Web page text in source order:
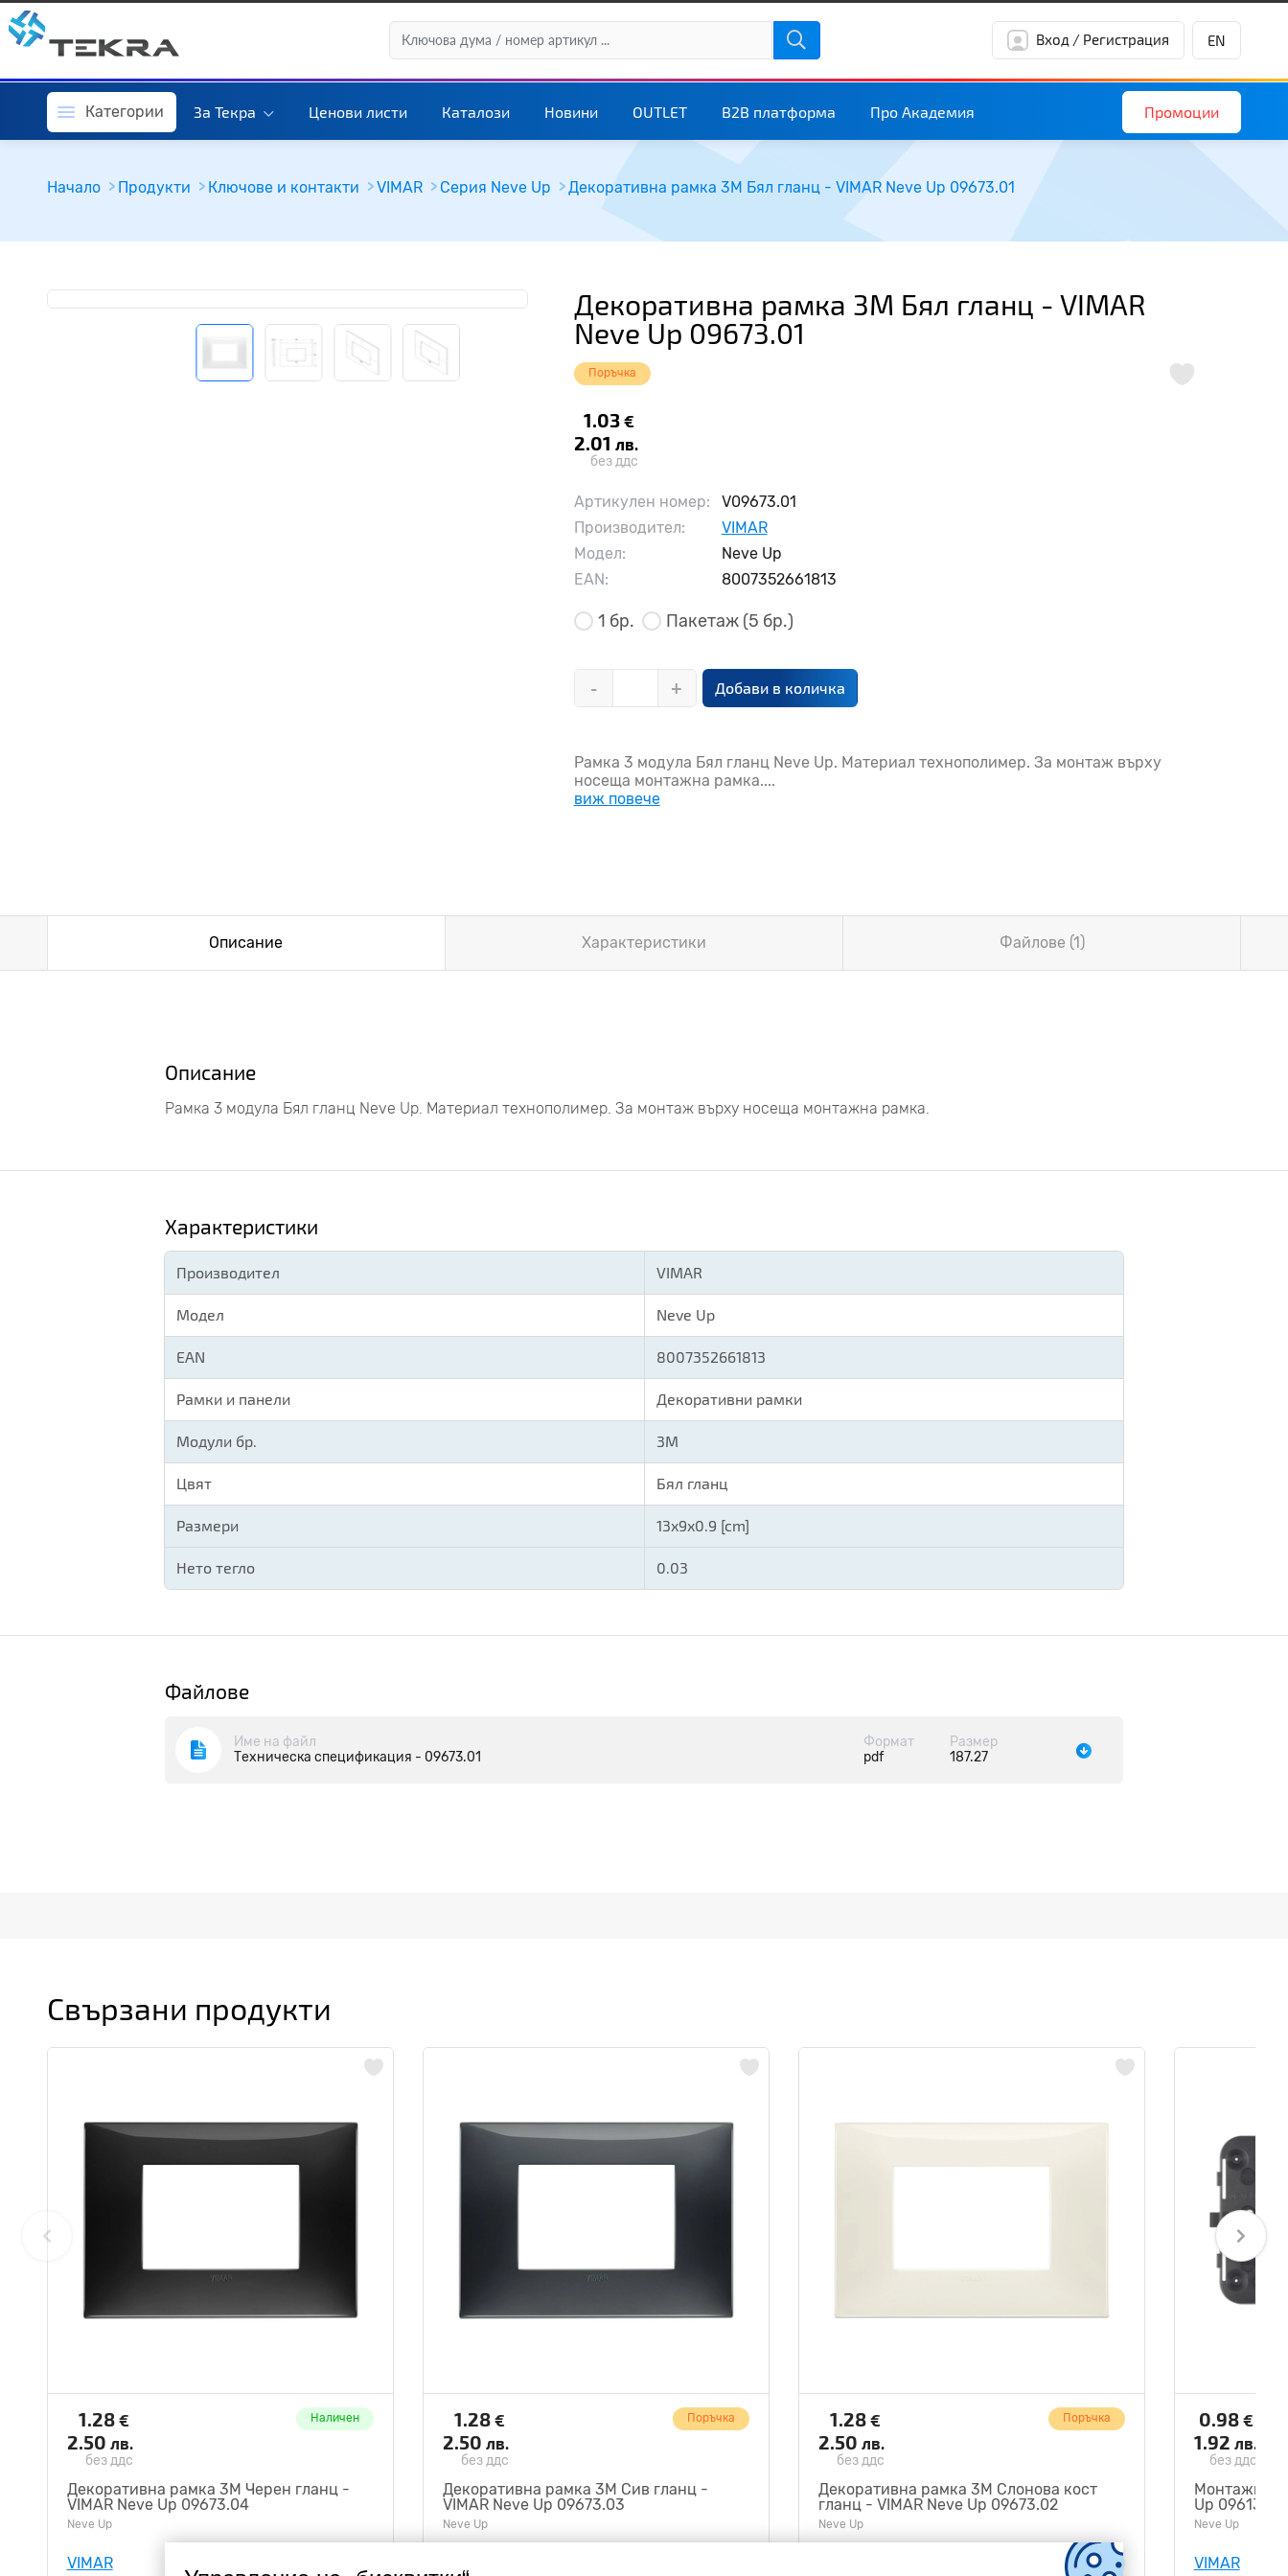
Вход / Регистрация EN
Категории За Текра Ценови листи Каталози Новини OUTLET B2B платформа Про Академия Промоции
Начало Продукти Ключове и контакти VIMAR Серия Neve Up Декоративна рамка 3M Бял гланц - VIMAR Neve Up 09673.01
Декоративна рамка 3M Бял гланц - VIMAR
Neve Up 09673.01
Поръчка
1.03 €
2.01 лв.
без ддс
Артикулен номер:
V09673.01
Производител:
VIMAR
Модел:
Neve Up
EAN:
8007352661813
1 бр. Пакетаж (5 бр.)
- + Добави в количка
Рамка 3 модула Бял гланц Neve Up. Материал технополимер. За монтаж върху
носеща монтажна рамка....
виж повече
Описание Характеристики Файлове (1)
Описание
Рамка 3 модула Бял гланц Neve Up. Материал технополимер. За монтаж върху носеща монтажна рамка.
Характеристики
Производител VIMAR
Модел Neve Up
EAN 8007352661813
Рамки и панели Декоративни рамки
Модули бр. 3M
Цвят Бял гланц
Размери 13x9x0.9 [cm]
Нето тегло 0.03
Файлове
Име на файл
Техническа спецификация - 09673.01
Формат
pdf
Размер
187.27
Свързани продукти
1.28 €
2.50 лв.
без ддс
Наличен
Декоративна рамка 3M Черен гланц -
VIMAR Neve Up 09673.04
Neve Up
VIMAR
1.28 €
2.50 лв.
без ддс
Поръчка
Декоративна рамка 3M Сив гланц -
VIMAR Neve Up 09673.03
Neve Up
1.28 €
2.50 лв.
без ддс
Поръчка
Декоративна рамка 3M Слонова кост
гланц - VIMAR Neve Up 09673.02
Neve Up
V09673.02
0.98 €
1.92 лв.
без ддс
Монтажна
Up 09613
Neve Up
VIMAR